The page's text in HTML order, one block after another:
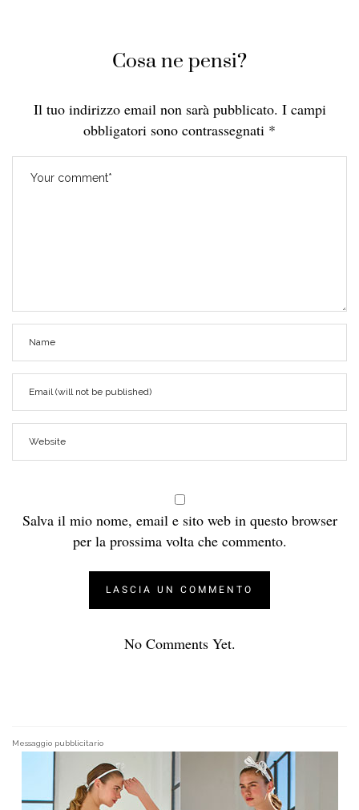
Cosa ne pensi?
Il tuo indirizzo email non sarà pubblicato. I campi
obbligatori sono contrassegnati *
Salva il mio nome, email e sito web in questo browser
per la prossima volta che commento.
No Comments Yet.
Messaggio pubblicitario